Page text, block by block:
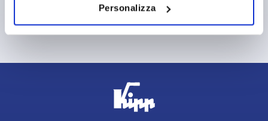
Personalizza
nicolo.contro@kipp.it